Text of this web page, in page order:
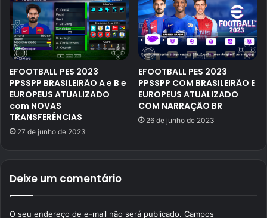
EFOOTBALL PES 2023
PPSSPP BRASILEIRÃO A e B e
EUROPEUS ATUALIZADO
com NOVAS
TRANSFERÊNCIAS
27 de junho de 2023
EFOOTBALL PES 2023
PPSSPP COM BRASILEIRÃO E
EUROPEUS ATUALIZADO
COM NARRAÇÃO BR
26 de junho de 2023
Deixe um comentário
O seu endereço de e-mail não será publicado. Campos